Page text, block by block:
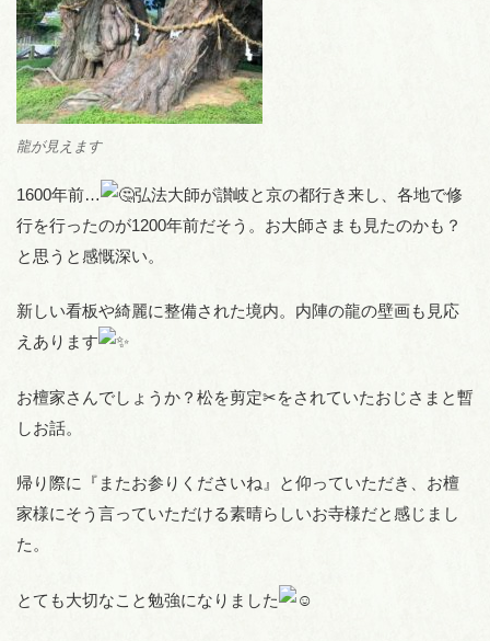
龍が見えます
1600年前…
弘法大師が讃岐と京の都行き来し、各地で修
行を行ったのが1200年前だそう。お大師さまも見たのかも？
と思うと感慨深い。
新しい看板や綺麗に整備された境内。内陣の龍の壁画も見応
えあります
お檀家さんでしょうか？松を剪定✂︎をされていたおじさまと暫
しお話。
帰り際に『またお参りくださいね』と仰っていただき、お檀
家様にそう言っていただける素晴らしいお寺様だと感じまし
た。
とても大切なこと勉強になりました